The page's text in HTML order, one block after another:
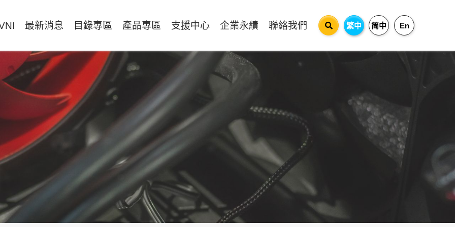
最新消息 目錄專區 產品專區 支援中心 企業永績 聯絡我們 繁中 简中 En